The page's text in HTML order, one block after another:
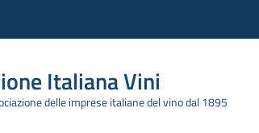
Italiana Vini
delle imprese italiane del vino dal 1895